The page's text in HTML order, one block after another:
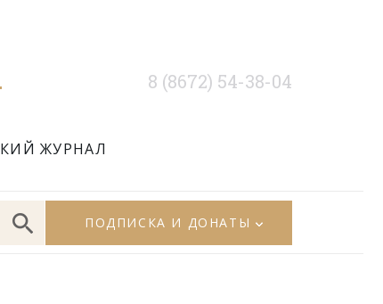
ЖУРНАЛ
8 (8672) 54-38-04
ПОДПИСКА И ДОНАТЫ